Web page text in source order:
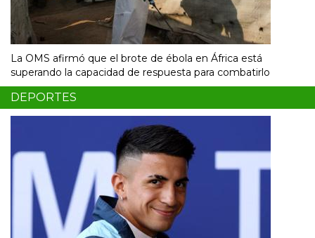
La OMS afirmó que el brote de ébola en África está
superando la capacidad de respuesta para combatirlo
DEPORTES